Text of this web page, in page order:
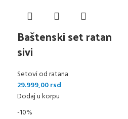
Baštenski set ratan
sivi
Setovi od ratana
29.999,00rsd
Dodaj u korpu
-10%